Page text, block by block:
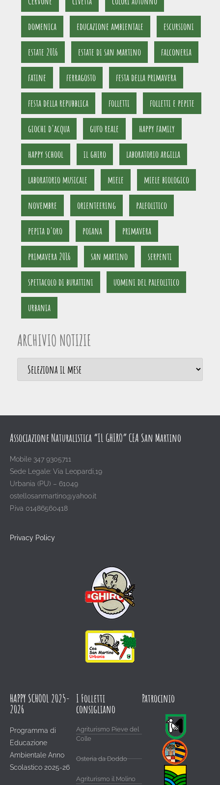
domenica educazione ambientale escursioni
estate 2016 estate di san martino falconeria
fatine ferragosto festa della primavera
festa della repubblica folletti folletti e pepite
giochi d'acqua gufo reale happy family
happy school il ghiro laboratorio argilla
laboratorio musicale miele miele biologico
novembre orienteering paleolitico
pepita d'oro poiana primavera
primavera 2016 san martino serpenti
spettacolo di burattini uomini del paleolitico
urbania
ARCHIVIO NOTIZIE
Associazione Naturalistica “IL GHIRO” CEA San Martino
Mobile 347 9305711
Sede Legale: Via Leopardi,19
Urbania (PU) – 61049
ostellosanmartino@yahoo.it
P.iva 01486560418
Privacy Policy
HAPPY SCHOOL 2025-
2026
Programma di
Educazione
Ambientale Anno
Scolastico 2025-26
I Folletti
consigliano
Agriturismo Pieve del
Colle
Osteria da Doddo
Agriturismo il Molino
Patrocinio